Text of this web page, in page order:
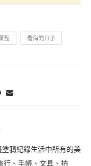
點 看海的日子
鴉紀錄生活中所有的美
行、手帳、文具、拍